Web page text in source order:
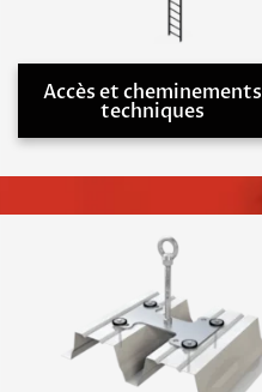
Accès et cheminements
techniques